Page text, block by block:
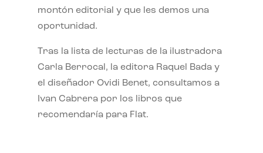
montón editorial y que les demos una
oportunidad.
Tras la lista de lecturas de la ilustradora
Carla Berrocal, la editora Raquel Bada y
el diseñador Ovidi Benet, consultamos a
Ivan Cabrera por los libros que
recomendaría para Flat.